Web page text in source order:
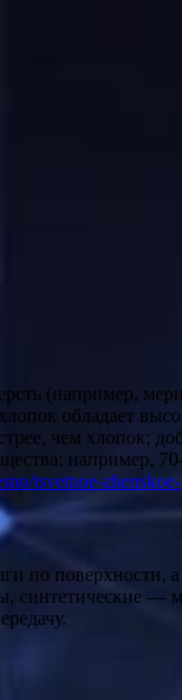
обладает
чем хлопок;
например,
tsvetnoe-
по
—